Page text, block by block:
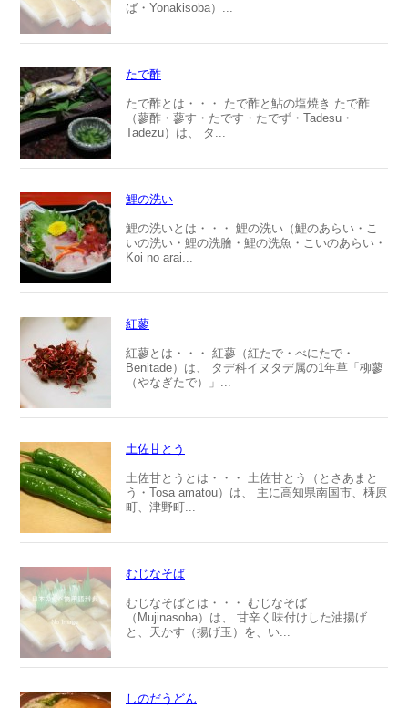
ば・Yonakisoba）...
たで酢
たで酢とは・・・ たで酢と鮎の塩焼き たで酢
（蓼酢・蓼す・たです・たでず・Tadesu・
Tadezu）は、 タ...
鯉の洗い
鯉の洗いとは・・・ 鯉の洗い（鯉のあらい・こ
いの洗い・鯉の洗膾・鯉の洗魚・こいのあらい・
Koi no arai...
紅蓼
紅蓼とは・・・ 紅蓼（紅たで・べにたで・
Benitade）は、 タデ科イヌタデ属の1年草「柳蓼
（やなぎたで）」...
土佐甘とう
土佐甘とうとは・・・ 土佐甘とう（とさあまと
う・Tosa amatou）は、 主に高知県南国市、梼原
町、津野町...
むじなそば
むじなそばとは・・・ むじなそば
（Mujinasoba）は、 甘辛く味付けした油揚げ
と、天かす（揚げ玉）を、い...
しのだうどん